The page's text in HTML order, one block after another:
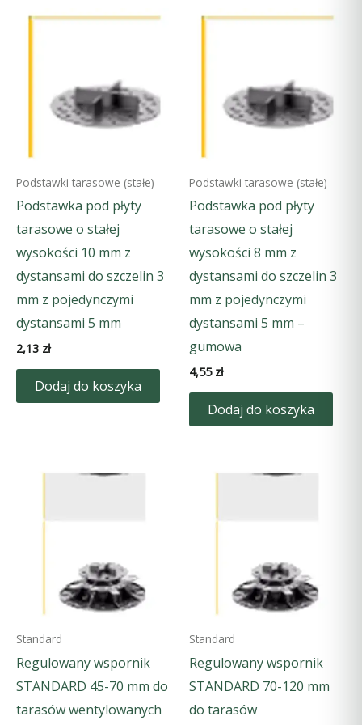
Podstawki tarasowe (stałe)
Podstawka pod płyty
tarasowe o stałej
wysokości 10 mm z
dystansami do szczelin 3
mm z pojedynczymi
dystansami 5 mm
2,13 zł
Dodaj do koszyka
Podstawki tarasowe (stałe)
Podstawka pod płyty
tarasowe o stałej
wysokości 8 mm z
dystansami do szczelin 3
mm z pojedynczymi
dystansami 5 mm –
gumowa
4,55 zł
Dodaj do koszyka
Standard
Regulowany wspornik
STANDARD 45-70 mm do
tarasów wentylowanych
Standard
Regulowany wspornik
STANDARD 70-120 mm
do tarasów